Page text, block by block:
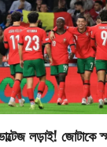
লড়াই! জোটাকে